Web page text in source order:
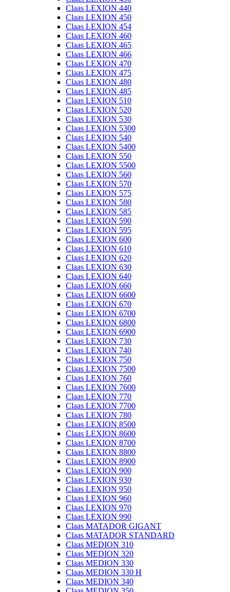
Claas LEXION 440
Claas LEXION 450
Claas LEXION 454
Claas LEXION 460
Claas LEXION 465
Claas LEXION 466
Claas LEXION 470
Claas LEXION 475
Claas LEXION 480
Claas LEXION 485
Claas LEXION 510
Claas LEXION 520
Claas LEXION 530
Claas LEXION 5300
Claas LEXION 540
Claas LEXION 5400
Claas LEXION 550
Claas LEXION 5500
Claas LEXION 560
Claas LEXION 570
Claas LEXION 575
Claas LEXION 580
Claas LEXION 585
Claas LEXION 590
Claas LEXION 595
Claas LEXION 600
Claas LEXION 610
Claas LEXION 620
Claas LEXION 630
Claas LEXION 640
Claas LEXION 660
Claas LEXION 6600
Claas LEXION 670
Claas LEXION 6700
Claas LEXION 6800
Claas LEXION 6900
Claas LEXION 730
Claas LEXION 740
Claas LEXION 750
Claas LEXION 7500
Claas LEXION 760
Claas LEXION 7600
Claas LEXION 770
Claas LEXION 7700
Claas LEXION 780
Claas LEXION 8500
Claas LEXION 8600
Claas LEXION 8700
Claas LEXION 8800
Claas LEXION 8900
Claas LEXION 900
Claas LEXION 930
Claas LEXION 950
Claas LEXION 960
Claas LEXION 970
Claas LEXION 990
Claas MATADOR GIGANT
Claas MATADOR STANDARD
Claas MEDION 310
Claas MEDION 320
Claas MEDION 330
Claas MEDION 330 H
Claas MEDION 340